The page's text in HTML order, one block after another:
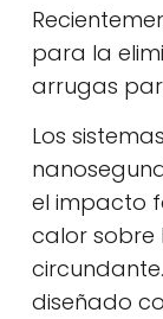
para la
arrugas
Los
el impacto
calor sobre
diseñado